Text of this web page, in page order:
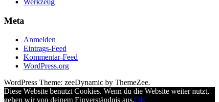
Werkzeug
Meta
Anmelden
Eintrags-Feed
Kommentar-Feed
WordPress.org
WordPress Theme: zeeDynamic by ThemeZee.
Diese Website benutzt Cookies. Wenn du die Website weiter nutzt,
gehen wir von deinem Einverständnis aus.OK